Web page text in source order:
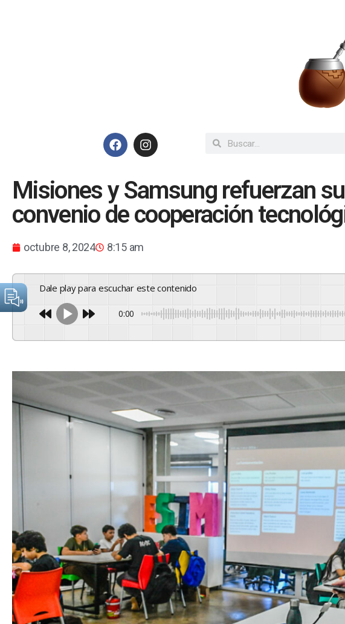
Misiones y Samsung refuerzan
convenio de cooperación
octubre 8, 2024 8:15 am
Dale play para escuchar este contenido
0:00